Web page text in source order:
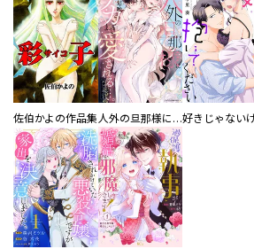
佐伯かよの作品集 人外の旦那様に娶られ毎晩ナカまで愛される…。アンソロジー